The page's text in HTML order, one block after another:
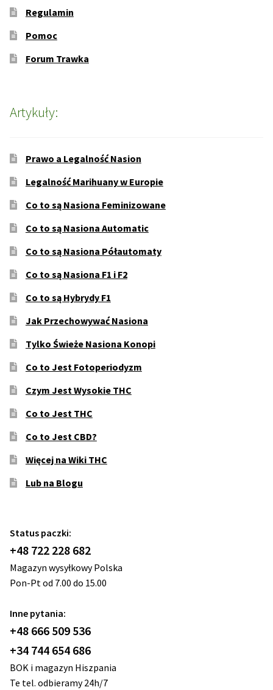
Regulamin
Pomoc
Forum Trawka
Artykuły:
Prawo a Legalność Nasion
Legalność Marihuany w Europie
Co to są Nasiona Feminizowane
Co to są Nasiona Automatic
Co to są Nasiona Półautomaty
Co to są Nasiona F1 i F2
Co to są Hybrydy F1
Jak Przechowywać Nasiona
Tylko Świeże Nasiona Konopi
Co to Jest Fotoperiodyzm
Czym Jest Wysokie THC
Co to Jest THC
Co to Jest CBD?
Więcej na Wiki THC
Lub na Blogu
Status paczki:
+48 722 228 682
Magazyn wysyłkowy Polska
Pon-Pt od 7.00 do 15.00
Inne pytania:
+48 666 509 536
+34 744 654 686
BOK i magazyn Hiszpania
Te tel. odbieramy 24h/7